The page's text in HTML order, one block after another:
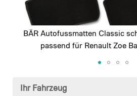
BÄR Autofussmatten Classic
passend für Renault Zoe
Ihr Fahrzeug